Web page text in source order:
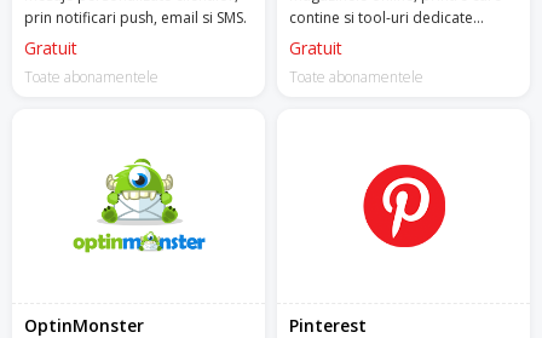
prin notificari push, email si SMS.
Gratuit
Toate abonamentele
contine si tool-uri dedicate
actiunilor de A/B Testing si
Gratuit
Toate abonamentele
OptinMonster Pinterest